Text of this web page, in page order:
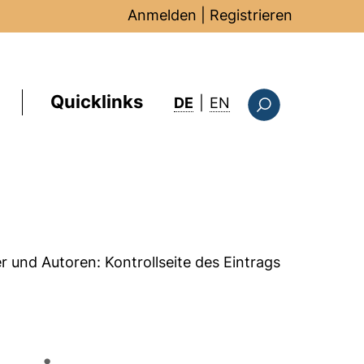
Anmelden Registrieren
Quicklinks DE EN : this page in
und Autoren: Kontrollseite des Eintrags